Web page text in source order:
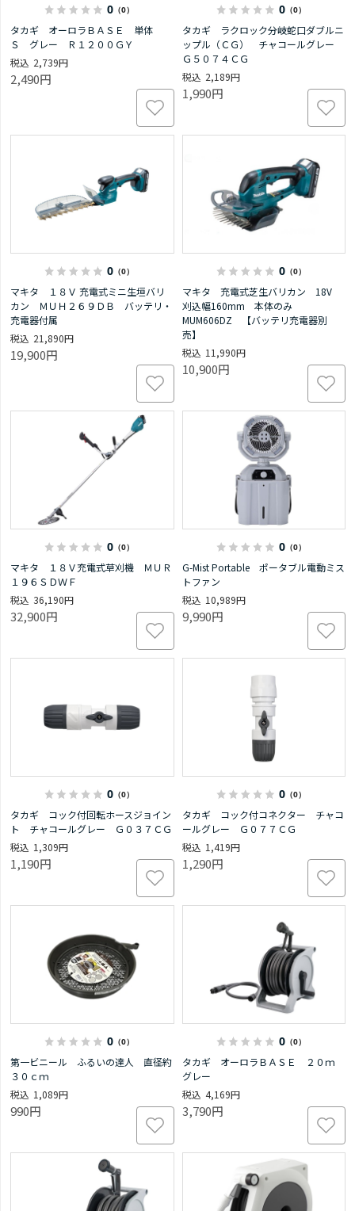
0 （0）
タカギ オーロラＢＡＳＥ 単体
Ｓ グレー Ｒ１２００ＧＹ
2,739円
2,490円
0（0）
タカギ ラクロック分岐蛇口ダブルニ
ップル（ＣＧ） チャコールグレー
Ｇ５０７４ＣＧ
2,189円
1,990円
0 （0）
マキタ １８Ｖ 充電式ミニ生垣バリ
カン ＭＵＨ２６９ＤＢ バッテリ・
充電器付属
21,890円
19,900円
0（0）
マキタ 充電式芝生バリカン 18V
刈込幅160mm 本体のみ
MUM606DZ 【バッテリ充電器別
売】
11,990円
10,900円
0 （0）
マキタ １８Ｖ充電式草刈機 ＭＵＲ
１９６ＳＤＷＦ
36,190円
32,900円
0（0）
G-Mist Portable ポータブル電動ミス
トファン
10,989円
9,990円
0 （0）
タカギ コック付回転ホースジョイン
ト チャコールグレー Ｇ０３７ＣＧ
1,309円
1,190円
0（0）
タカギ コック付コネクター チャコ
ールグレー Ｇ０７７ＣＧ
1,419円
1,290円
0 （0）
第一ビニール ふるいの達人 直径約
３０ｃｍ
1,089円
990円
0（0）
タカギ オーロラＢＡＳＥ ２０ｍ
グレー
4,169円
3,790円